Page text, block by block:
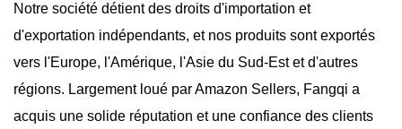
Notre société détient des droits d'importation et
d'exportation indépendants, et nos produits sont exportés
vers l'Europe, l'Amérique, l'Asie du Sud-Est et d'autres
régions. Largement loué par Amazon Sellers, Fangqi a
acquis une solide réputation et une confiance des clients